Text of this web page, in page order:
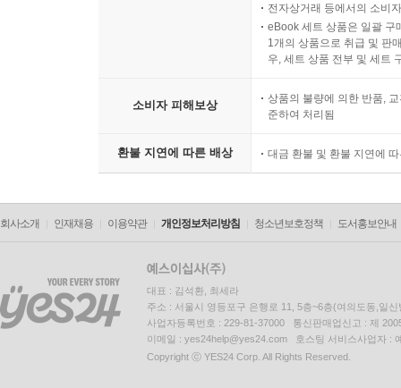
전자상거래 등에서의 소비
eBook 세트 상품은 일괄 구
1개의 상품으로 취급 및 판
우, 세트 상품 전부 및 세트
소비자 피해보상
상품의 불량에 의한 반품,
준하여 처리됨
환불 지연에 따른 배상 대금 환불 및 환불 지연에
회사소개 인재채용 이용약관 개인정보처리방침 청소년보호정책 도서홍보안내
대표 : 김석환, 최세라
주소 : 서울시 영등포구 은행로 11, 5층~6층(여의도동,일신
사업자등록번호 : 229-81-37000 통신판매업신고 : 제
이메일 : yes24help@yes24.com 호스팅 서비스사업자 :
Copyright ⓒ YES24 Corp. All Rights Reserved.